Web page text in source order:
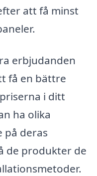
att få minst
erbjudanden
få en bättre
i ditt
ha olika
på deras
de produkter de